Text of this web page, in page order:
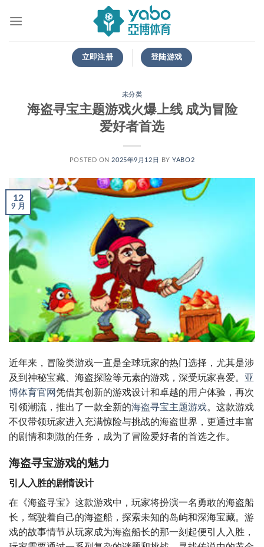
立即注册 登陆游戏
未分类
海盗寻宝主题游戏火爆上线 成为冒险
爱好者首选
POSTED ON 2025年9月12日 BYYABO2
12
9 月
近年来，冒险类游戏一直是全球玩家的热门选择，尤其是涉
及到神秘宝藏、海盗探险等元素的游戏，深受玩家喜爱。 亚
博体育官网凭借其创新的游戏设计和卓越的用户体验，再次
引领潮流，推出了一款全新的海盗寻宝主题游戏。这款游戏
不仅带领玩家进入充满惊险与挑战的海盗世界，更通过丰富
的剧情和刺激的任务，成为了冒险爱好者的首选之作。
海盗寻宝游戏的魅力
引人入胜的剧情设计
在《海盗寻宝》这款游戏中，玩家将扮演一名勇敢的海盗船
长，驾驶着自己的海盗船，探索未知的岛屿和深海宝藏。游
戏的故事情节从玩家成为海盗船长的那一刻起便引人入胜，